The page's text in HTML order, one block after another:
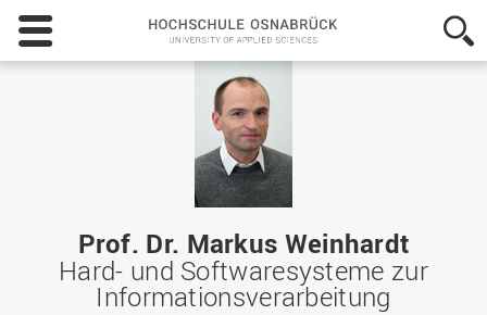
Hochschule
Osnabrück
-
Prof. Dr. Markus Weinhardt
Hard- und Softwaresysteme zur
Informationsverarbeitung